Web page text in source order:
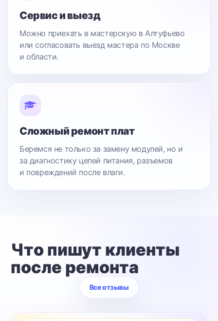
Сервис и выезд
Можно приехать в мастерскую в Алтуфьево
или согласовать выезд мастера по Москве
и области.
Сложный ремонт плат
Беремся не только за замену модулей, но и
за диагностику цепей питания, разъемов
и повреждений после влаги.
Что пишут клиенты
после ремонта
Все отзывы